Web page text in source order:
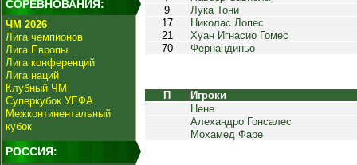
СОРЕВНОВАНИЯ:
ЧМ 2026
Лига чемпионов
Лига Европы
Лига конференций
Лига наций
Клубный ЧМ
Суперкубок УЕФА
Межконтинентальный
кубок
РОССИЯ:
9
Лука Тони
17
Николас Лопес
21
Хуан Игнасио Гомес
70
Фернандиньо
П
Игроки
Нене
Алехандро Гонсалес
Мохамед Фаре